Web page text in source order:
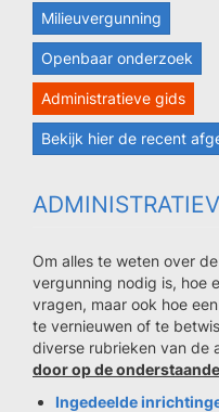
Milieuvergunning
Openbaar onderzoek
Administratieve gids
Bekijk hier de recent
Om alles te weten over de
vergunning nodig is, hoe
vragen, maar ook hoe
te vernieuwen of te
diverse rubrieken van de
door op de
Ingedeelde